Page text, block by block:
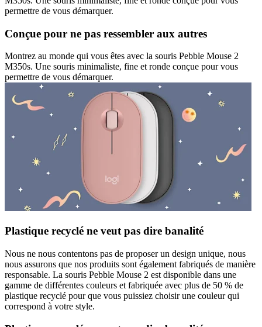
permettre de vous démarquer.
Conçue pour ne pas ressembler aux autres
Montrez au monde qui vous êtes avec la souris Pebble Mouse 2
M350s. Une souris minimaliste, fine et ronde conçue pour vous
permettre de vous démarquer.
Plastique recyclé ne veut pas dire banalité
Nous ne nous contentons pas de proposer un design unique, nous
nous assurons que nos produits sont également fabriqués de manière
responsable. La souris Pebble Mouse 2 est disponible dans une
gamme de différentes couleurs et fabriquée avec plus de 50 % de
plastique recyclé pour que vous puissiez choisir une couleur qui
correspond à votre style.